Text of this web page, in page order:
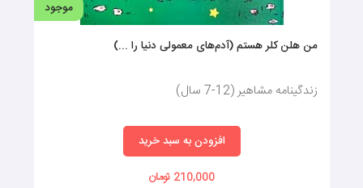
موجود
من هلن کلر هستم (آدم‌های معمولی دنیا را ...)
زندگینامه مشاهیر (12-7 سال)
افزودن به سبد خرید
210,000 تومان